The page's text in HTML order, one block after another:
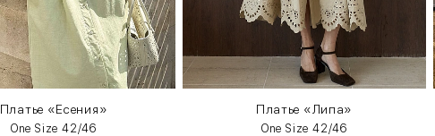
Платье «Есения»
One Size 42/46
Платье «Липа»
One Size 42/46